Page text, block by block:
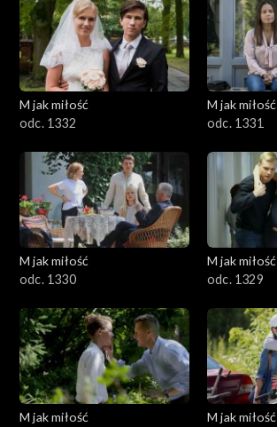
M jak miłość
odc. 1332
M jak miłość
odc. 1331
M jak miłość
odc. 1330
M jak miłość
odc. 1329
M jak miłość
M jak miłość